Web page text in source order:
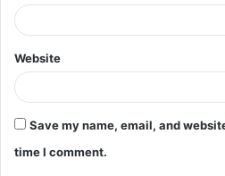
Website
Save my name, email, and
time I comment.